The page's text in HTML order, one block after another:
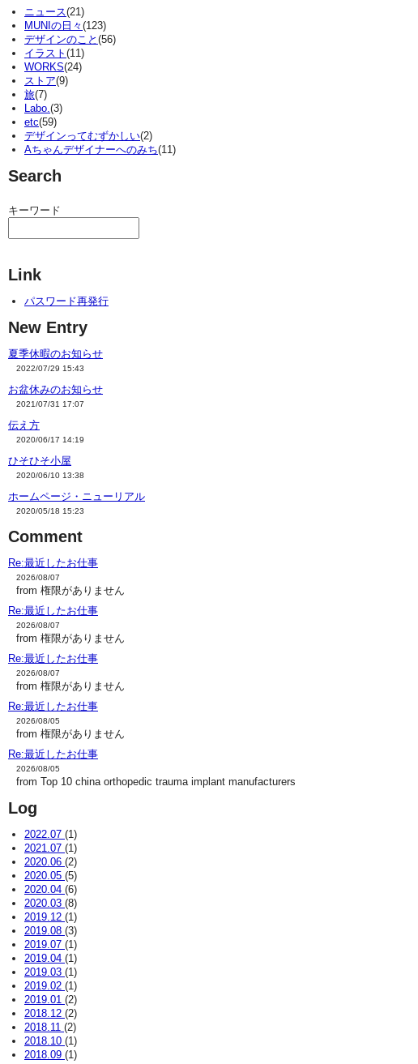
ニュース(21)
MUNIの日々 (123)
デザインのこと (56)
イラスト (11)
WORKS(24)
ストア(9)
旅(7)
Labo.(3)
etc(59)
デザインってむずかしい(2)
Aちゃんデザイナーへのみち(11)
Search
キーワード
Link
パスワード再発行
New Entry
夏季休暇のお知らせ
2022/07/29 15:43
お盆休みのお知らせ
2021/07/31 17:07
伝え方
2020/06/17 14:19
ひそひそ小屋
2020/06/10 13:38
ホームページ・ニューリアル
2020/05/18 15:23
Comment
Re:最近したお仕事
2026/08/07
from 権限がありません
Re:最近したお仕事
2026/08/07
from 権限がありません
Re:最近したお仕事
2026/08/07
from 権限がありません
Re:最近したお仕事
2026/08/05
from 権限がありません
Re:最近したお仕事
2026/08/05
from Top 10 china orthopedic trauma implant manufacturers
Log
2022.07 (1)
2021.07 (1)
2020.06 (2)
2020.05 (5)
2020.04 (6)
2020.03 (8)
2019.12 (1)
2019.08 (3)
2019.07 (1)
2019.04 (1)
2019.03 (1)
2019.02 (1)
2019.01 (2)
2018.12 (2)
2018.11 (2)
2018.10 (1)
2018.09 (1)